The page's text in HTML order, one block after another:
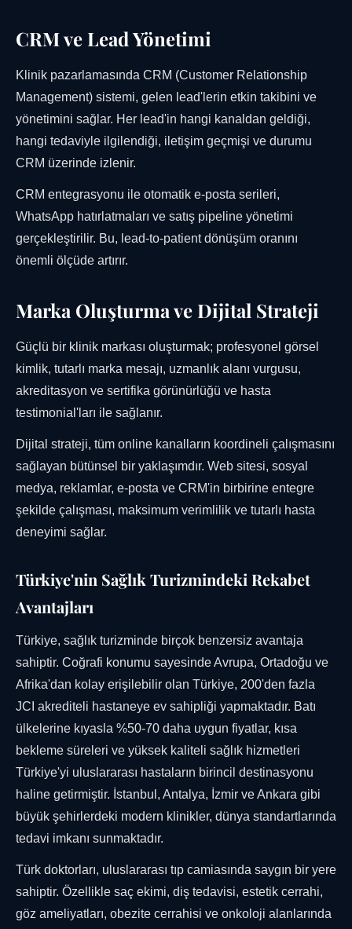
CRM ve Lead Yönetimi
Klinik pazarlamasında CRM (Customer Relationship
Management) sistemi, gelen lead'lerin etkin takibini ve
yönetimini sağlar. Her lead'in hangi kanaldan geldiği,
hangi tedaviyle ilgilendiği, iletişim geçmişi ve durumu
CRM üzerinde izlenir.
CRM entegrasyonu ile otomatik e-posta serileri,
WhatsApp hatırlatmaları ve satış pipeline yönetimi
gerçekleştirilir. Bu, lead-to-patient dönüşüm oranını
önemli ölçüde artırır.
Marka Oluşturma ve Dijital Strateji
Güçlü bir klinik markası oluşturmak; profesyonel görsel
kimlik, tutarlı marka mesajı, uzmanlık alanı vurgusu,
akreditasyon ve sertifika görünürlüğü ve hasta
testimonial'ları ile sağlanır.
Dijital strateji, tüm online kanalların koordineli çalışmasını
sağlayan bütünsel bir yaklaşımdır. Web sitesi, sosyal
medya, reklamlar, e-posta ve CRM'in birbirine entegre
şekilde çalışması, maksimum verimlilik ve tutarlı hasta
deneyimi sağlar.
Türkiye'nin Sağlık Turizmindeki Rekabet
Avantajları
Türkiye, sağlık turizminde birçok benzersiz avantaja
sahiptir. Coğrafi konumu sayesinde Avrupa, Ortadoğu ve
Afrika'dan kolay erişilebilir olan Türkiye, 200'den fazla
JCI akrediteli hastaneye ev sahipliği yapmaktadır. Batı
ülkelerine kıyasla %50-70 daha uygun fiyatlar, kısa
bekleme süreleri ve yüksek kaliteli sağlık hizmetleri
Türkiye'yi uluslararası hastaların birincil destinasyonu
haline getirmiştir. İstanbul, Antalya, İzmir ve Ankara gibi
büyük şehirlerdeki modern klinikler, dünya standartlarında
tedavi imkanı sunmaktadır.
Türk doktorları, uluslararası tıp camiasında saygın bir yere
sahiptir. Özellikle saç ekimi, diş tedavisi, estetik cerrahi,
göz ameliyatları, obezite cerrahisi ve onkoloji alanlarında